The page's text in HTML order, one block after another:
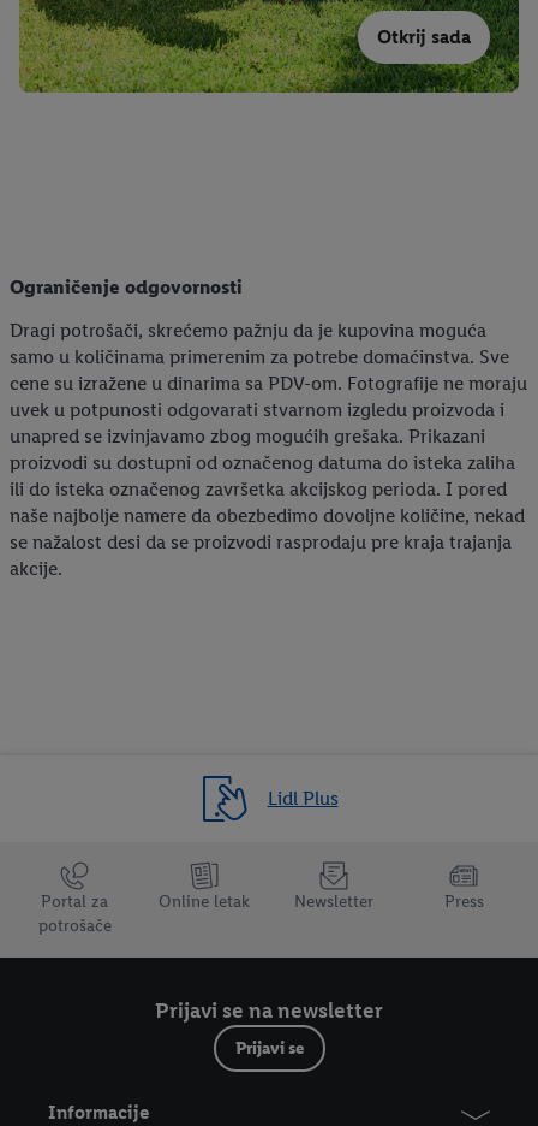
Otkrij sada
Ograničenje odgovornosti
Dragi potrošači, skrećemo pažnju da je kupovina moguća
samo u količinama primerenim za potrebe domaćinstva. Sve
cene su izražene u dinarima sa PDV-om. Fotografije ne moraju
uvek u potpunosti odgovarati stvarnom izgledu proizvoda i
unapred se izvinjavamo zbog mogućih grešaka. Prikazani
proizvodi su dostupni od označenog datuma do isteka zaliha
ili do isteka označenog završetka akcijskog perioda. I pored
naše najbolje namere da obezbedimo dovoljne količine, nekad
se nažalost desi da se proizvodi rasprodaju pre kraja trajanja
akcije.
Lidl Plus
Trustbar
Portal za
potrošače
Online letak Newsletter Press
Prijavi se na newsletter
Prijavi se
Informacije